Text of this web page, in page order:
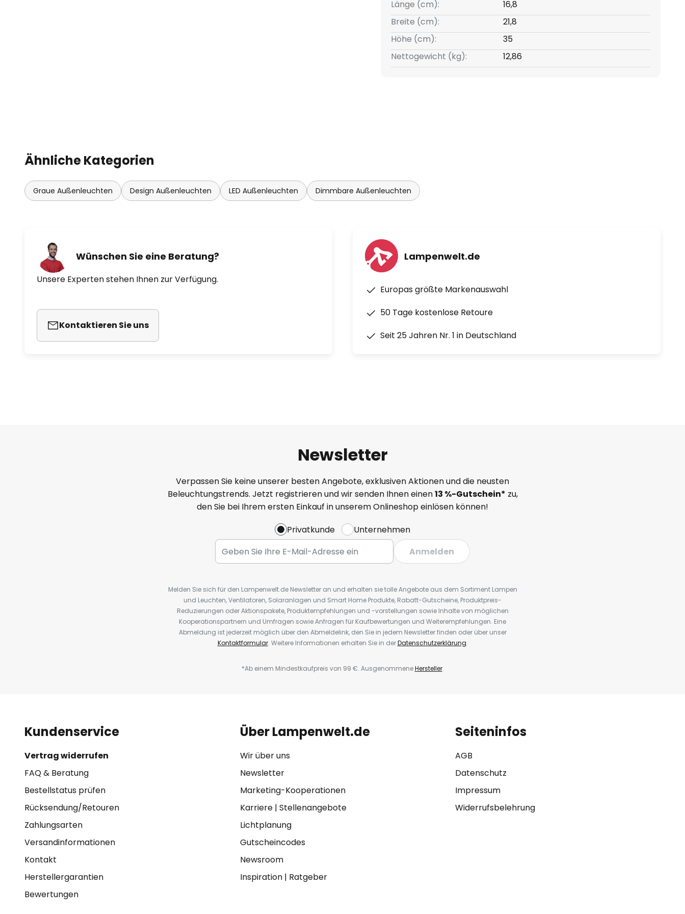
Länge (cm):
16,8
Breite (cm):
21,8
Höhe (cm):
35
Nettogewicht (kg):
12,86
Ähnliche Kategorien
Graue Außenleuchten Design Außenleuchten LED Außenleuchten Dimmbare Außenleuchten
Wünschen Sie eine Beratung?
Unsere Experten stehen Ihnen zur Verfügung.
Kontaktieren Sie uns
Lampenwelt.de
Europas größte Markenauswahl
50 Tage kostenlose Retoure
Seit 25 Jahren Nr. 1 in Deutschland
Newsletter
Verpassen Sie keine unserer besten Angebote, exklusiven Aktionen und die neusten
Beleuchtungstrends. Jetzt registrieren und wir senden Ihnen einen13 %-Gutschein* zu,
den Sie bei Ihrem ersten Einkauf in unserem Onlineshop einlösen können!
Privatkunde
Unternehmen
Anmelden
Melden Sie sich für den Lampenwelt.de Newsletter an und erhalten sie tolle Angebote aus dem Sortiment Lampen
und Leuchten, Ventilatoren, Solaranlagen und Smart Home Produkte, Rabatt-Gutscheine, Produktpreis-
Reduzierungen oder Aktionspakete, Produktempfehlungen und -vorstellungen sowie Inhalte von möglichen
Kooperationspartnern und Umfragen sowie Anfragen für Kaufbewertungen und Weiterempfehlungen. Eine
Abmeldung ist jederzeit möglich über den Abmeldelink, den Sie in jedem Newsletter finden oder über unser
Kontaktformular. Weitere Informationen erhalten Sie in derDatenschutzerklärung.
*Ab einem Mindestkaufpreis von 99 €. AusgenommeneHersteller.
Kundenservice
Vertrag widerrufen
FAQ & Beratung
Bestellstatus prüfen
Rücksendung/Retouren
Zahlungsarten
Versandinformationen
Kontakt
Herstellergarantien
Bewertungen
Über Lampenwelt.de
Wir über uns
Newsletter
Marketing-Kooperationen
Karriere| Stellenangebote
Lichtplanung
Gutscheincodes
Newsroom
Inspiration| Ratgeber
Seiteninfos
AGB
Datenschutz
Impressum
Widerrufsbelehrung